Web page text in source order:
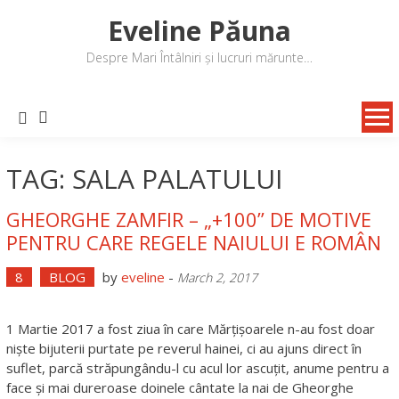
Eveline Păuna
Despre Mari Întâlniri și lucruri mărunte…
TAG: SALA PALATULUI
GHEORGHE ZAMFIR – „+100” DE MOTIVE
PENTRU CARE REGELE NAIULUI E ROMÂN
8 BLOG by eveline - March 2, 2017
1 Martie 2017 a fost ziua în care Mărțișoarele n-au fost doar
niște bijuterii purtate pe reverul hainei, ci au ajuns direct în
suflet, parcă străpungându-l cu acul lor ascuțit, anume pentru a
face și mai dureroase doinele cântate la nai de Gheorghe